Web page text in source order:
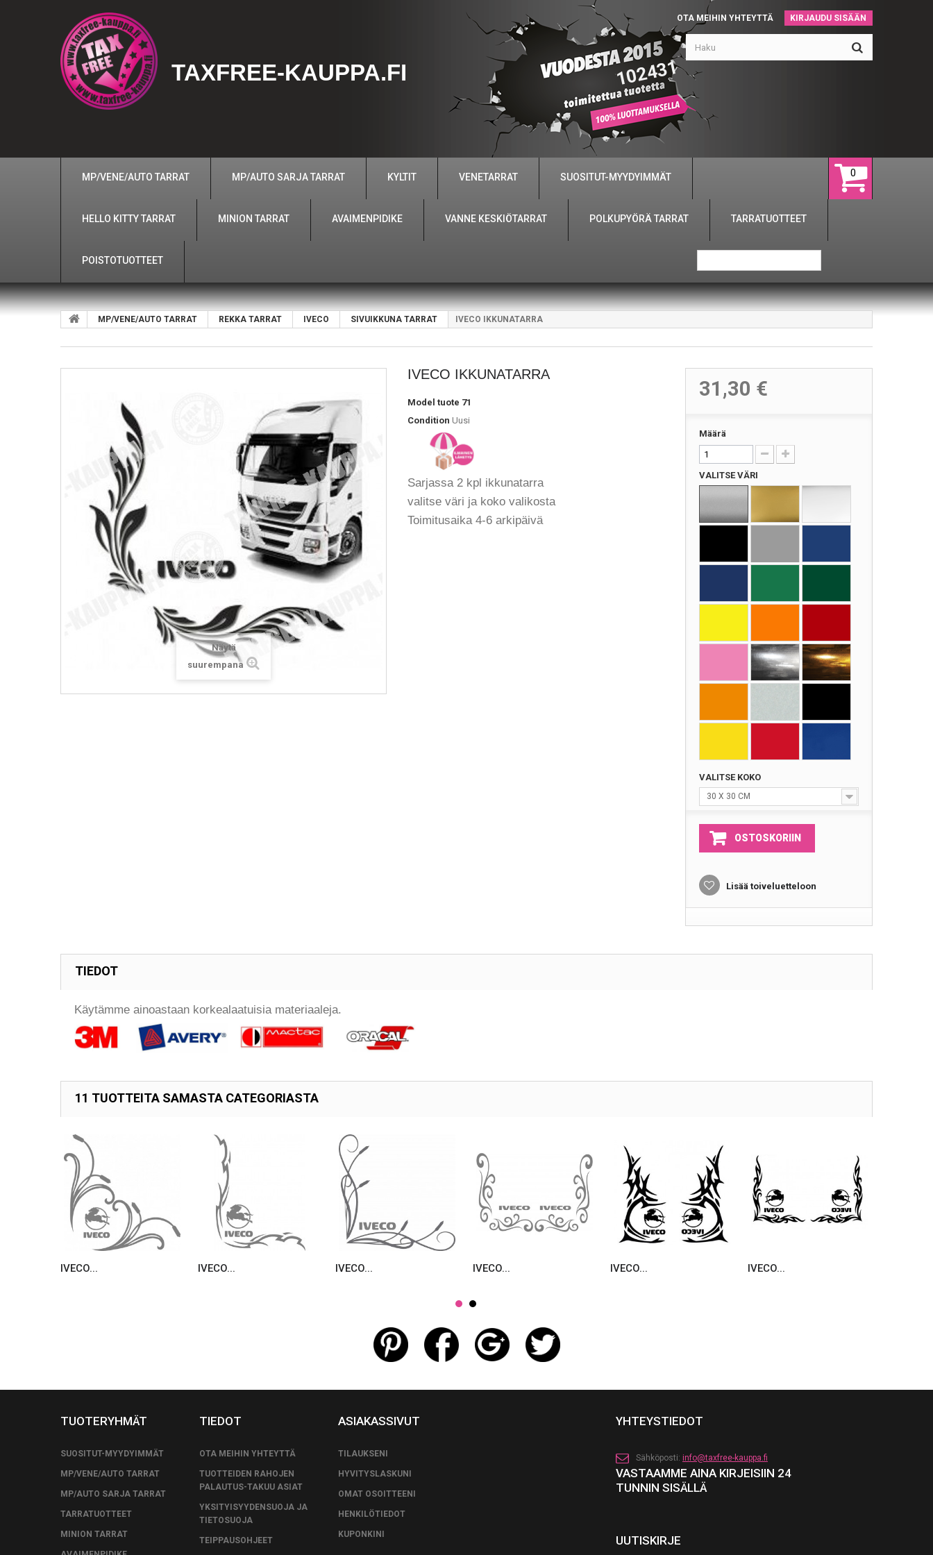
KIRJAUDU SISÄÄN
OTA MEIHIN YHTEYTTÄ
TAXFREE-KAUPPA.FI 102431
0
MP/VENE/AUTO TARRAT MP/AUTO SARJA TARRAT KYLTIT VENETARRAT SUOSITUT-MYYDYIMMÄT
HELLO KITTY TARRAT MINION TARRAT AVAIMENPIDIKE VANNE KESKIÖTARRAT POLKUPYÖRÄ TARRAT TARRATUOTTEET
POISTOTUOTTEET
MP/VENE/AUTO TARRAT REKKA TARRAT IVECO SIVUIKKUNA TARRAT IVECO IKKUNATARRA
Näytä
suurempana
IVECO IKKUNATARRA
Model tuote 71
Condition Uusi
Sarjassa 2 kpl ikkunatarra
valitse väri ja koko valikosta
Toimitusaika 4-6 arkipäivä
31,30 €
Määrä
VALITSE VÄRI
VALITSE KOKO
30 X 30 CM
OSTOSKORIIN
Lisää toiveluetteloon
TIEDOT
Käytämme ainoastaan korkealaatuisia materiaaleja.
11 TUOTTEITA SAMASTA CATEGORIASTA
IVECO... IVECO... IVECO... IVECO... IVECO... IVECO...
TUOTERYHMÄT
SUOSITUT-MYYDYIMMÄT
MP/VENE/AUTO TARRAT
MP/AUTO SARJA TARRAT
TARRATUOTTEET
MINION TARRAT
TIEDOT
OTA MEIHIN YHTEYTTÄ
TUOTTEIDEN RAHOJEN
PALAUTUS-TAKUU ASIAT
YKSITYISYYDENSUOJA JA
TIETOSUOJA
TEIPPAUSOHJEET
ASIAKASSIVUT
TILAUKSENI
HYVITYSLASKUNI
OMAT OSOITTEENI
HENKILÖTIEDOT
KUPONKINI
YHTEYSTIEDOT
Sähköposti: info@taxfree-kauppa.fi
VASTAAMME AINA KIRJEISIIN 24
TUNNIN SISÄLLÄ
UUTISKIRJE